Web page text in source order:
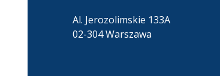
Al. Jerozolimskie 133A
02-304 Warszawa